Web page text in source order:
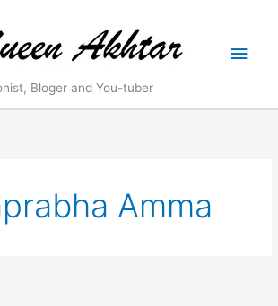
Bloger and You-tuber
Amma